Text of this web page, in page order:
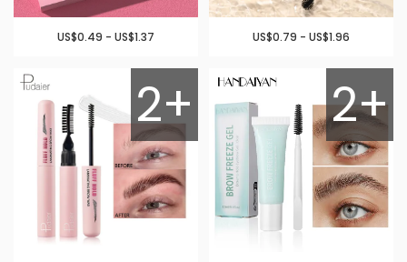
US$0.49 - US$1.37 US$0.79 - US$1.96
2+ 2+